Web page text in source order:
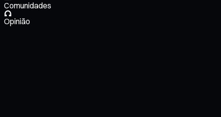
Comunidades
Opinião